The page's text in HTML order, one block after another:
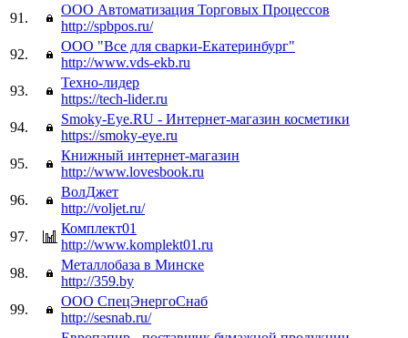
91.
ООО Автоматизация Торговых Процессов
http://spbpos.ru/
92.
ООО "Все для сварки-Екатеринбург"
http://www.vds-ekb.ru
93.
Техно-лидер
https://tech-lider.ru
94.
Smoky-Eye.RU - Интернет-магазин косметики
https://smoky-eye.ru
95.
Книжный интернет-магазин
http://www.lovesbook.ru
96.
ВолДжет
http://voljet.ru/
97.
Комплект01
http://www.komplekt01.ru
98.
Металлобаза в Минске
http://359.by
99.
ООО СпецЭнергоСнаб
http://sesnab.ru/